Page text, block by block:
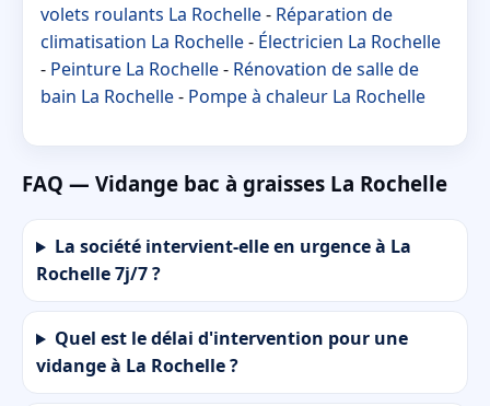
volets roulants La Rochelle- Réparation de
climatisation La Rochelle- Électricien La Rochelle
- Peinture La Rochelle- Rénovation de salle de
bain La Rochelle- Pompe à chaleur La Rochelle
FAQ — Vidange bac à graisses La Rochelle
La société intervient-elle en urgence à La
Rochelle 7j/7 ?
Quel est le délai d'intervention pour une
vidange à La Rochelle ?